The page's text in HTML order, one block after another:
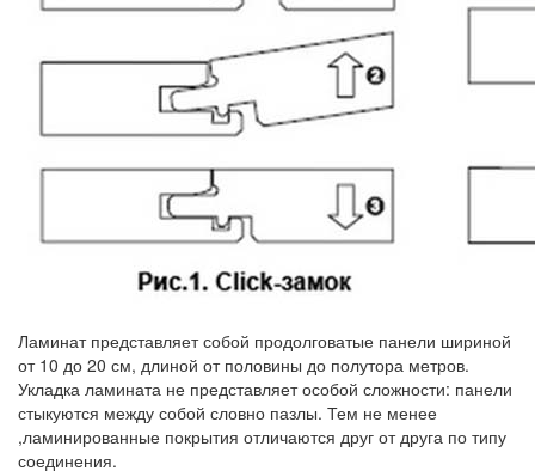
Ламинат представляет собой продолговатые панели шириной
от 10 до 20 см, длиной от половины до полутора метров.
Укладка ламината не представляет особой сложности: панели
стыкуются между собой словно пазлы. Тем не менее
,ламинированные покрытия отличаются друг от друга по типу
соединения.